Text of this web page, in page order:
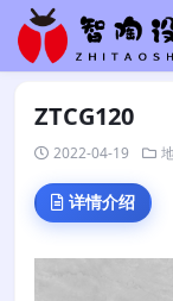
ZTCG120
2022-04-19
详情介绍